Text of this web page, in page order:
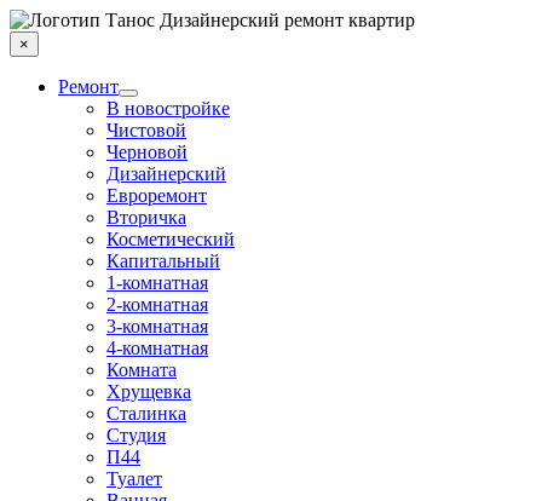
Дизайнерский ремонт квартир
×
Ремонт
В новостройке
Чистовой
Черновой
Дизайнерский
Евроремонт
Вторичка
Косметический
Капитальный
1-комнатная
2-комнатная
3-комнатная
4-комнатная
Комната
Хрущевка
Сталинка
Студия
П44
Туалет